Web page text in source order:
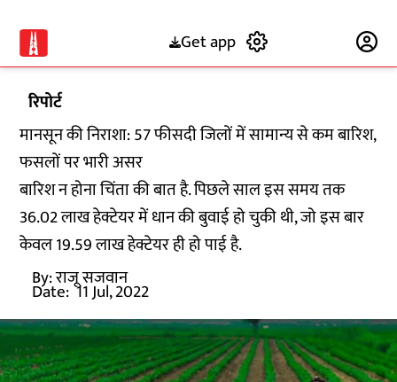
Get app
रिपोर्ट
मानसून की निराशा: 57 फीसदी जिलों में सामान्य से कम बारिश,
फसलों पर भारी असर
बारिश न होना चिंता की बात है. पिछले साल इस समय तक
36.02 लाख हेक्टेयर में धान की बुवाई हो चुकी थी, जो इस बार
केवल 19.59 लाख हेक्टेयर ही हो पाई है.
By:राजू सजवान
Date: 11 Jul, 2022